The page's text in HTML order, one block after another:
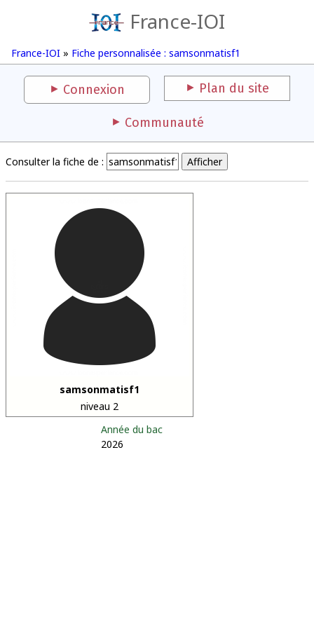
France-IOI
France-IOI » Fiche personnalisée : samsonmatisf1
Connexion Plan du site
Communauté
Consulter la fiche de :
samsonmatisf1
niveau 2
Année du bac
2026